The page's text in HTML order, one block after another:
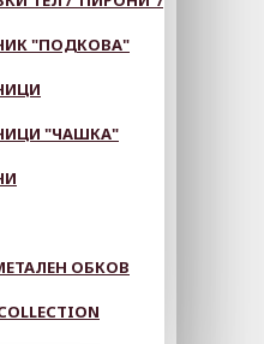
"ПОДКОВА"
"ЧАШКА"
ОБКОВ